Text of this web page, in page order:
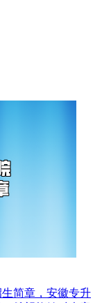
简章，安徽专升